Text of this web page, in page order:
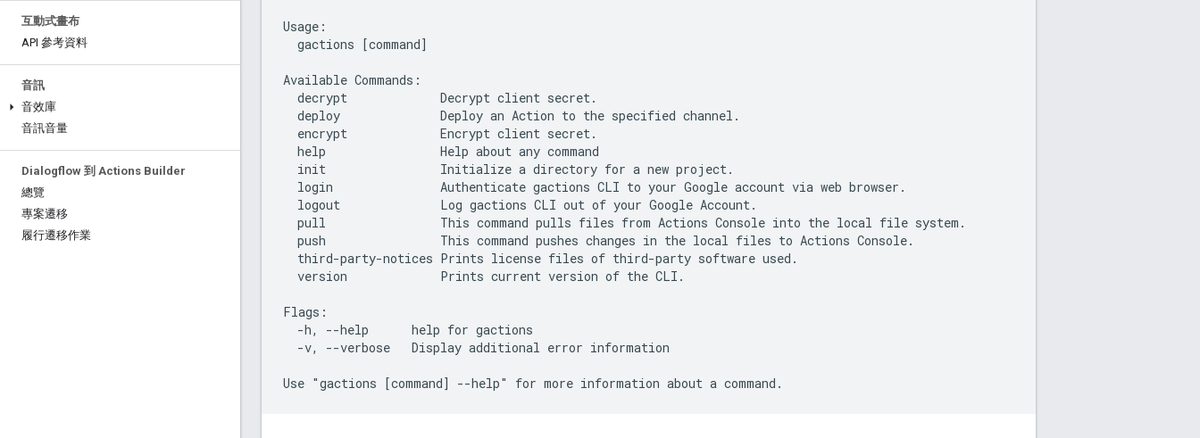
互動式畫布
API 參考資料
音訊
音效庫
音訊音量
Dialogflow 到 Actions Builder
總覽
專案遷移
履行遷移作業
Usage:
  gactions [command]
Available Commands:
  decrypt             Decrypt client secret.
  deploy              Deploy an Action to the specified channel.
  encrypt             Encrypt client secret.
  help                Help about any command
  init                Initialize a directory for a new project.
  login               Authenticate gactions CLI to your Google account via web browser.
  logout              Log gactions CLI out of your Google Account.
  pull                This command pulls files from Actions Console into the local file system.
  push                This command pushes changes in the local files to Actions Console.
  third-party-notices Prints license files of third-party software used.
  version             Prints current version of the CLI.
Flags:
  -h, --help      help for gactions
  -v, --verbose   Display additional error information